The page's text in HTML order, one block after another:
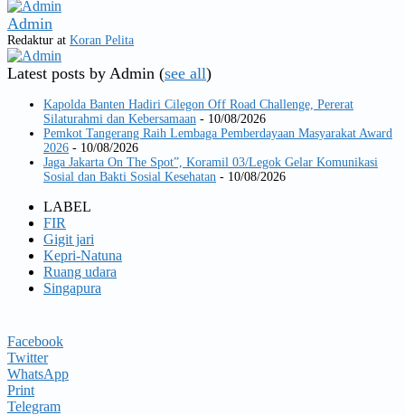
Admin
Redaktur at Koran Pelita
Latest posts by Admin (see all)
Kapolda Banten Hadiri Cilegon Off Road Challenge, Pererat
Silaturahmi dan Kebersamaan - 10/08/2026
Pemkot Tangerang Raih Lembaga Pemberdayaan Masyarakat Award
2026 - 10/08/2026
Jaga Jakarta On The Spot”, Koramil 03/Legok Gelar Komunikasi
Sosial dan Bakti Sosial Kesehatan - 10/08/2026
LABEL
FIR
Gigit jari
Kepri-Natuna
Ruang udara
Singapura
Facebook
Twitter
WhatsApp
Print
Telegram